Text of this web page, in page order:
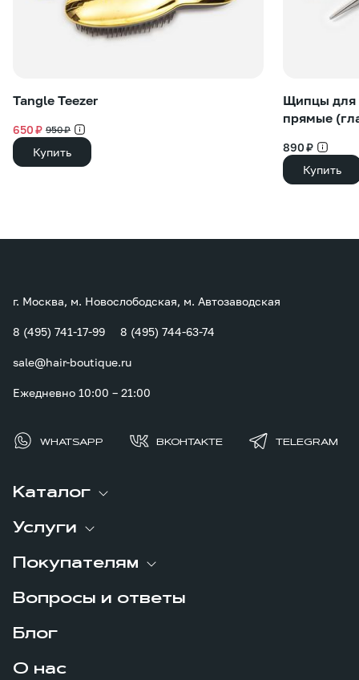
Tangle Teezer
650 ₽ 950 ₽
Купить
Щипцы для
прямые
890 ₽
Купить
Каталог
Услуги
Покупателям
Вопросы и ответы
Блог
О нас
г. Москва, м. Новослободская, м. Автозаводская
8 (495) 741-17-99 8 (495) 744-63-74
sale@hair-boutique.ru
Ежедневно 10:00 – 21:00
WHATSAPP ВКОНТАКТЕ TELEGRAM